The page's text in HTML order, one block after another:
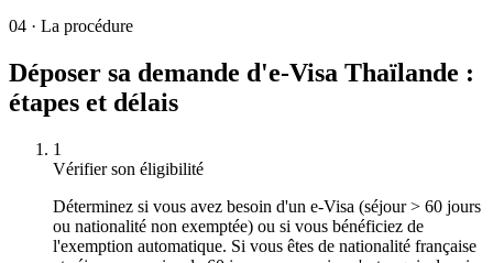
04 · La procédure
Déposer sa demande d'e-Visa Thaïlande :
étapes et délais
1
Vérifier son éligibilité
Déterminez si vous avez besoin d'un e-Visa (séjour > 60 jours
ou nationalité non exemptée) ou si vous bénéficiez de
l'exemption automatique. Si vous êtes de nationalité française